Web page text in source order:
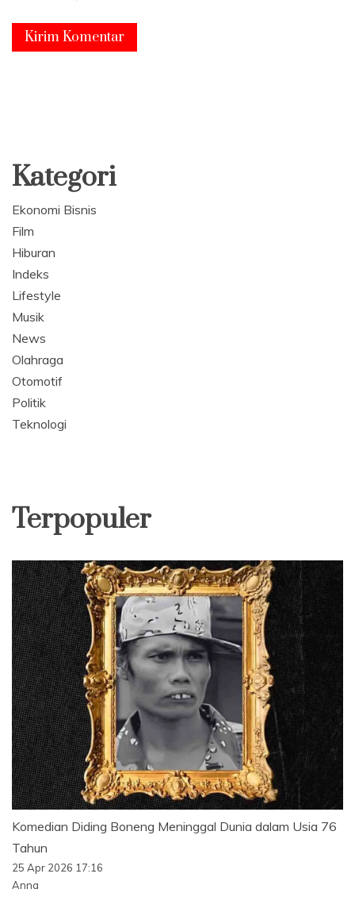
Kategori
Ekonomi Bisnis
Film
Hiburan
Indeks
Lifestyle
Musik
News
Olahraga
Otomotif
Politik
Teknologi
Terpopuler
Komedian Diding Boneng Meninggal Dunia dalam Usia 76
Tahun
25 Apr 2026 17:16
Anna